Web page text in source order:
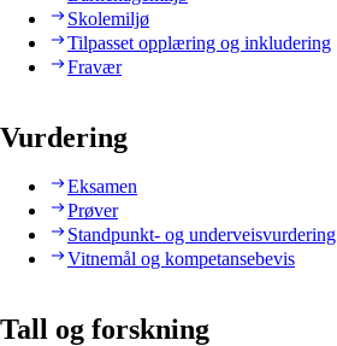
Skolemiljø
Tilpasset opplæring og inkludering
Fravær
Vurdering
Eksamen
Prøver
Standpunkt- og underveisvurdering
Vitnemål og kompetansebevis
Tall og forskning